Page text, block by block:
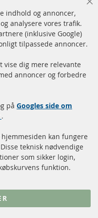
Kundeservice
Betalingsmetoder
Kontakt
indhold og annoncer,
analysere vores trafik.
(inklusive Google)
tilpassede annoncer.
vise dig mere relevante
annoncer og forbedre
på Googles side om
.
kan fungere
teknisk nødvendige
som sikker login,
funktion.